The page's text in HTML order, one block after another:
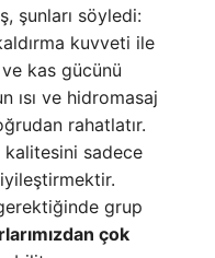
şunları söyledi:
kuvveti ile
kas gücünü
ısı ve hidromasaj
rahatlatır.
kalitesini sadece
grup
çok